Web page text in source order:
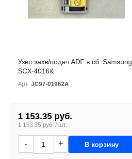
Узел захв/подач ADF в сб. Samsung
SCX-4016&
Арт: JC97-01962A
1 153.35 руб.
1 153.35 руб. / шт.
- + В корзину